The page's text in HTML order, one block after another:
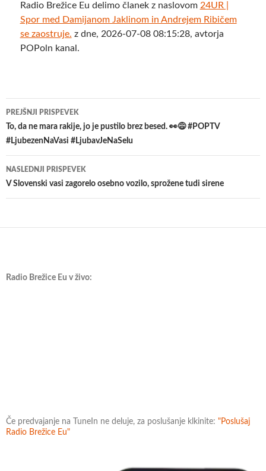
Radio Brežice Eu delimo članek z naslovom 24UR |
Spor med Damijanom Jaklinom in Andrejem Ribičem
se zaostruje. z dne, 2026-07-08 08:15:28, avtorja
POPoln kanal.
Krmarjenje
po
prispevkih
PREJŠNJI PRISPEVEK
To, da ne mara rakije, jo je pustilo brez besed. 👀😅 #POPTV
#LjubezenNaVasi #LjubavJeNaSelu
NASLEDNJI PRISPEVEK
V Slovenski vasi zagorelo osebno vozilo, sprožene tudi sirene
Radio Brežice Eu v živo:
Če predvajanje na TuneIn ne deluje, za poslušanje klkinite: "Poslušaj
Radio Brežice Eu"